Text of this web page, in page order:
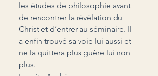
les études de philosophie avant
de rencontrer la révélation du
Christ et d’entrer au séminaire. Il
a enfin trouvé sa voie lui aussi et
ne la quittera plus guère lui non
plus.